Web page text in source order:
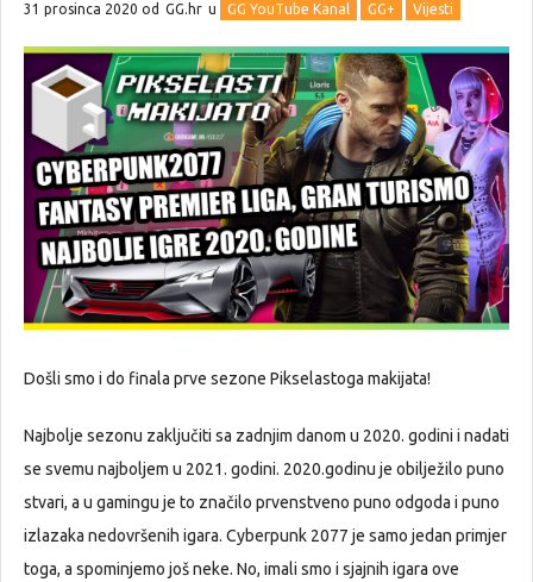
31 prosinca 2020 od GG.hr u GG YouTube Kanal GG+ Vijesti
Došli smo i do finala prve sezone Pikselastoga makijata!
Najbolje sezonu zaključiti sa zadnjim danom u 2020. godini i nadati
se svemu najboljem u 2021. godini. 2020.godinu je obilježilo puno
stvari, a u gamingu je to značilo prvenstveno puno odgoda i puno
izlazaka nedovršenih igara. Cyberpunk 2077 je samo jedan primjer
toga, a spominjemo još neke. No, imali smo i sjajnih igara ove